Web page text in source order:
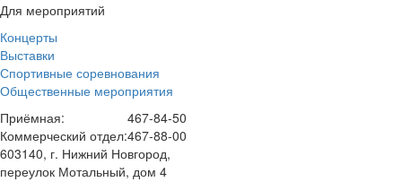
Для мероприятий
Концерты
Выставки
Спортивные соревнования
Общественные мероприятия
Приёмная:
467-84-50
Коммерческий отдел:467-88-00
603140, г. Нижний Новгород,
переулок Мотальный, дом 4